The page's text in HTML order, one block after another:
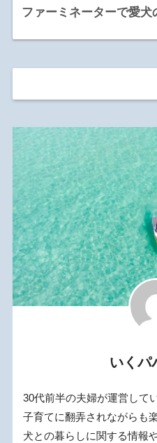
ファーミネーターで愛犬
いくパ
30代前半の夫婦が運営して
子育てに翻弄されながらも
犬との暮らしに関する情報